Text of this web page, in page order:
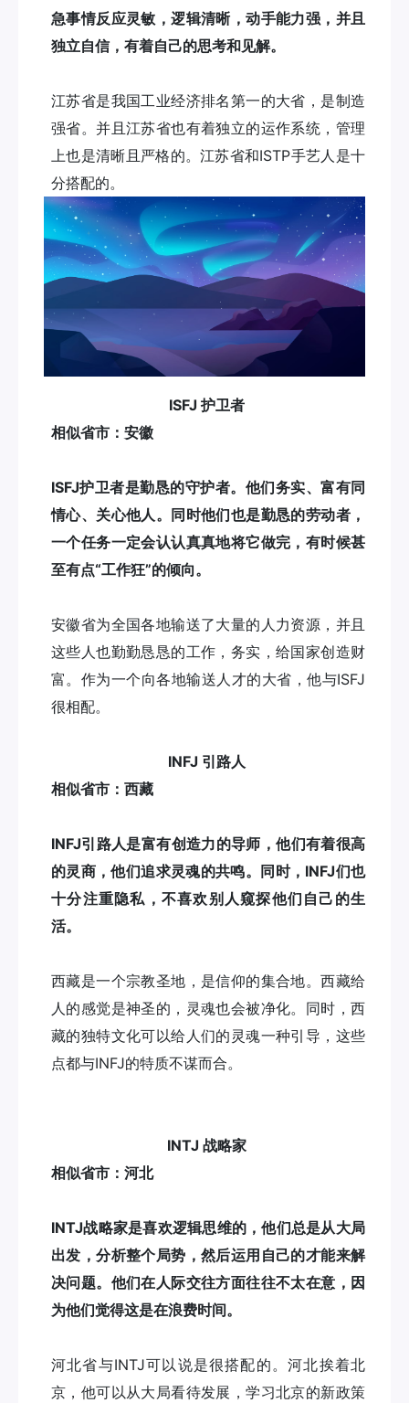
急事情反应灵敏，逻辑清晰，动手能力强，并且
独立自信，有着自己的思考和见解。
江苏省是我国工业经济排名第一的大省，是制造
强省。并且江苏省也有着独立的运作系统，管理
上也是清晰且严格的。江苏省和ISTP手艺人是十
分搭配的。
ISFJ 护卫者
相似省市：安徽
ISFJ护卫者是勤恳的守护者。他们务实、富有同
情心、关心他人。同时他们也是勤恳的劳动者，
一个任务一定会认认真真地将它做完，有时候甚
至有点“工作狂”的倾向。
安徽省为全国各地输送了大量的人力资源，并且
这些人也勤勤恳恳的工作，务实，给国家创造财
富。作为一个向各地输送人才的大省，他与ISFJ
很相配。
INFJ 引路人
相似省市：西藏
INFJ引路人是富有创造力的导师，他们有着很高
的灵商，他们追求灵魂的共鸣。同时，INFJ们也
十分注重隐私，不喜欢别人窥探他们自己的生
活。
西藏是一个宗教圣地，是信仰的集合地。西藏给
人的感觉是神圣的，灵魂也会被净化。同时，西
藏的独特文化可以给人们的灵魂一种引导，这些
点都与INFJ的特质不谋而合。
INTJ 战略家
相似省市：河北
INTJ战略家是喜欢逻辑思维的，他们总是从大局
出发，分析整个局势，然后运用自己的才能来解
决问题。他们在人际交往方面往往不太在意，因
为他们觉得这是在浪费时间。
河北省与INTJ可以说是很搭配的。河北挨着北
京，他可以从大局看待发展，学习北京的新政策